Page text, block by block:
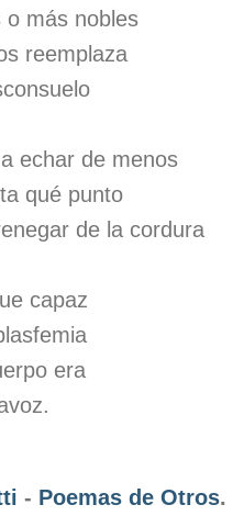
o más nobles
reemplaza
echar de menos
qué punto
de la cordura
capaz
era
- Poemas de Otros.